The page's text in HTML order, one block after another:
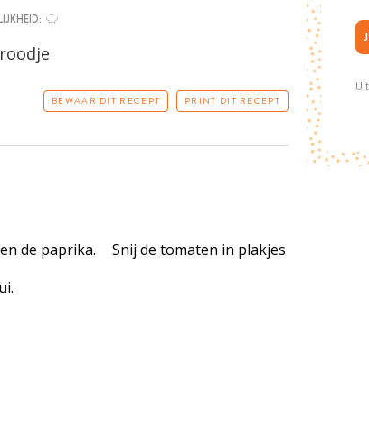
BEWAAR DIT RECEPT PRINT DIT RECEPT
de paprika.
Snij de tomaten in plakjes